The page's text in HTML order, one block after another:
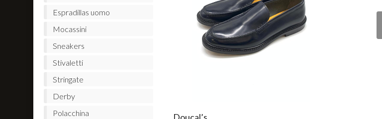
Espradillas uomo
Mocassini
Sneakers
Stivaletti
Stringate
Derby
Polacchina